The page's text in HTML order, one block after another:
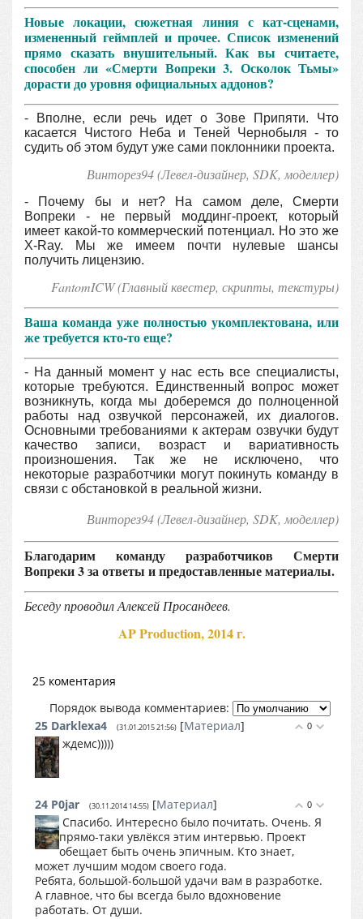
Новые локации, сюжетная линия с кат-сценами,
измененный геймплей и прочее. Список изменений
прямо сказать внушительный. Как вы считаете,
способен ли «Смерти Вопреки 3. Осколок Тьмы»
дорасти до уровня официальных аддонов?
- Вполне, если речь идет о Зове Припяти. Что
касается Чистого Неба и Теней Чернобыля - то
судить об этом будут уже сами поклонники проекта.
Винторез94 (Левел-дизайнер, SDK, моделлер)
- Почему бы и нет? На самом деле, Смерти
Вопреки - не первый моддинг-проект, который
имеет какой-то коммерческий потенциал. Но это же
X-Ray. Мы же имеем почти нулевые шансы
получить лицензию.
FantomICW (Главный квестер, скрипты, текстуры)
Ваша команда уже полностью укомплектована, или
же требуется кто-то еще?
- На данный момент у нас есть все специалисты,
которые требуются. Единственный вопрос может
возникнуть, когда мы доберемся до полноценной
работы над озвучкой персонажей, их диалогов.
Основными требованиями к актерам озвучки будут
качество записи, возраст и вариативность
произношения. Так же не исключено, что
некоторые разработчики могут покинуть команду в
связи с обстановкой в реальной жизни.
Винторез94 (Левел-дизайнер, SDK, моделлер)
Благодарим команду разработчиков Смерти
Вопреки 3 за ответы и предоставленные материалы.
Беседу проводил Алексей Просандеев.
AP Production, 2014 г.
25 коментария
Порядок вывода комментариев:
0
25 Darklexa4 (31.01.2015 21:56) [Материал]
ждемс)))))
0
24 P0jar (30.11.2014 14:55) [Материал]
Спасибо. Интересно было почитать. Очень. Я
прямо-таки увлёкся этим интервью. Проект
обещает быть очень эпичным. Кто знает,
может лучшим модом своего года.
Ребята, большой-большой удачи вам в разработке.
А главное, что бы всегда было вдохновение
работать. От души.